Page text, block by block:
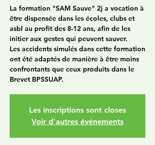
La formation "SAM Sauve" 2j a vocation à
être dispensée dans les écoles, clubs et
asbl au profit des 8-12 ans, afin de les
initier aux gestes qui peuvent sauver.
Les accidents simulés dans cette formation
ont été adaptés de manière à être moins
confrontants que ceux produits dans le
Brevet BPSSUAP.
Les inscriptions sont closes
Voir d'autres événements